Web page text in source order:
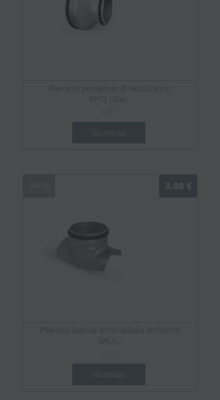
Plieninis perėjimas Ø160x125mm
RPCL160x...
Išsamiau
3,08 €
Plieninis balnas Ø100 atšaka-Ø100mm
SPL1...
Išsamiau